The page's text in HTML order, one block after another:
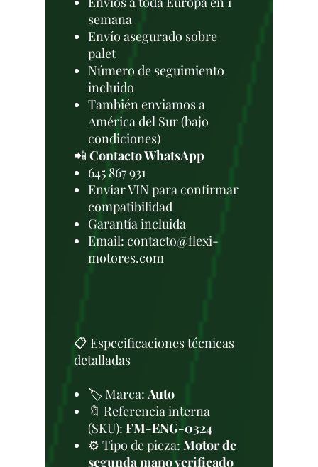
semana
Envío asegurado sobre
palet
Número de seguimiento
incluido
También enviamos a
América del Sur (bajo
condiciones)
📲 Contacto WhatsApp
645 867 931
Enviar VIN para confirmar
compatibilidad
Garantía incluida
Email: contacto@flexi-
motores.com
📋 Especificaciones técnicas
detalladas
🏷️ Marca:Auto
🔖 Referencia interna
(SKU): FM-ENG-0324
⚙️ Tipo de pieza: Motor de
segunda mano verificado